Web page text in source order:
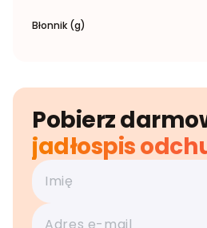
Błonnik (g)
Pobierz
jadłospis